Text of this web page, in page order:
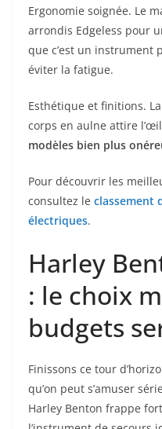
Ergonomie soignée. Le
arrondis Edgeless pour
que c’est un instrument
éviter la fatigue.
Esthétique et finitions.
corps en aulne attire
modèles bien plus
Pour découvrir les
consultez le classement
électriques.
Harley
: le choix
budgets
Finissons ce tour
qu’on peut s’amuser
Harley Benton frappe